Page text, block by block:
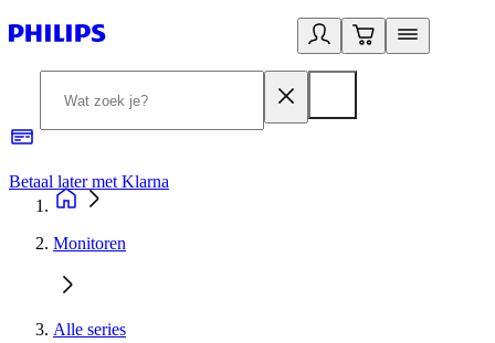
Betaal later met Klarna
Monitoren
Alle series